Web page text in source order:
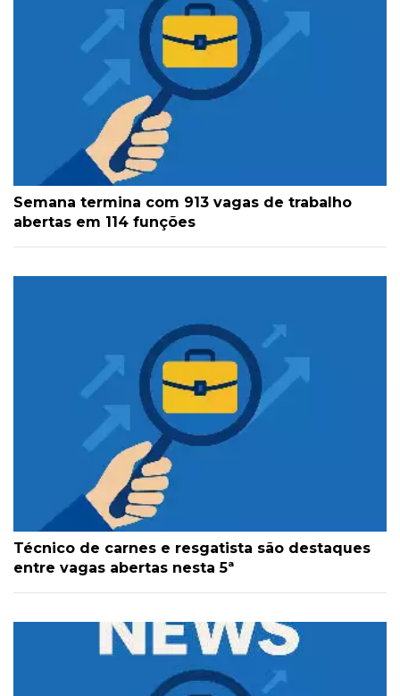
Semana termina com 913 vagas de trabalho
abertas em 114 funções
Técnico de carnes e resgatista são destaques
entre vagas abertas nesta 5ª